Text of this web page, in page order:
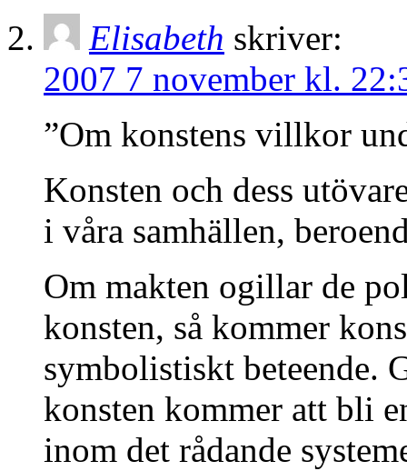
Elisabeth skriver:
2007 7 november kl.
”Om konstens villkor
Konsten och dess
i våra samhällen,
Om makten ogillar de
konsten, så kommer
symbolistiskt beteende.
konsten kommer att bli
inom det rådande